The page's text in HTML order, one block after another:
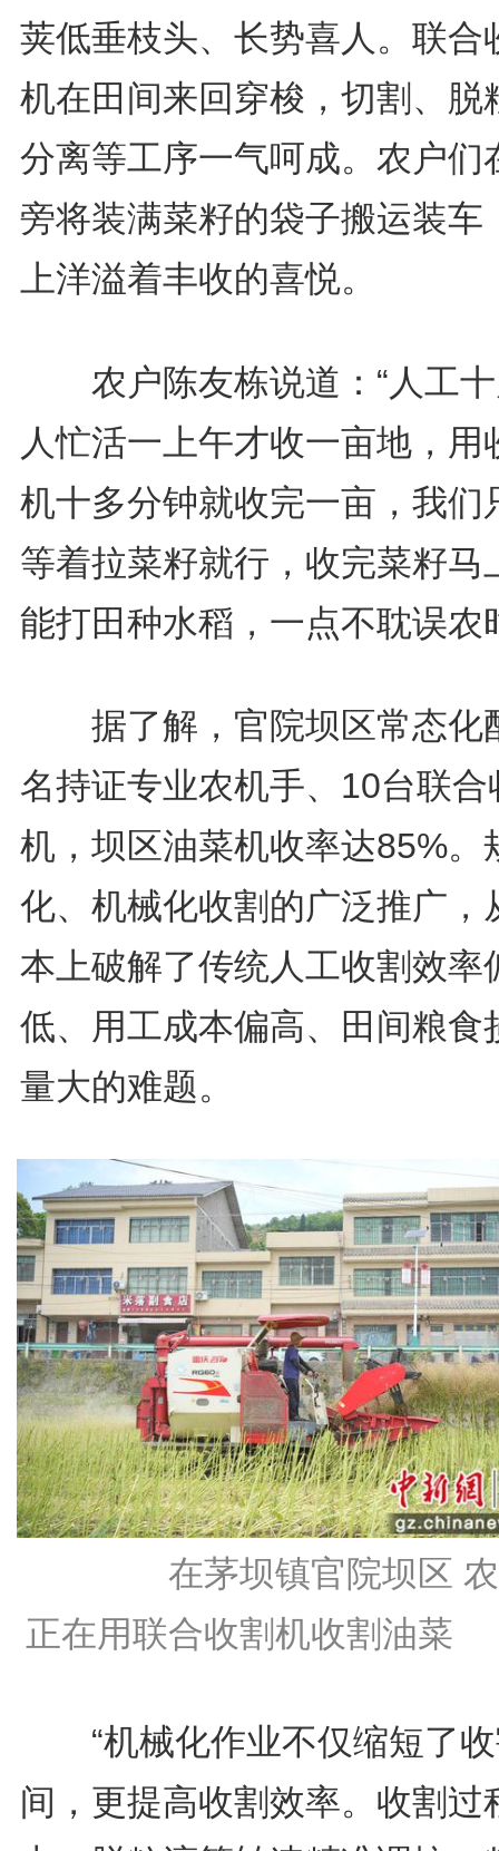
荚低垂枝头、长势喜人。联合
机在田间来回穿梭，切割、脱
分离等工序一气呵成。农户们
旁将装满菜籽的袋子搬运装车
上洋溢着丰收的喜悦。
农户陈友栋说道：“人工十
人忙活一上午才收一亩地，用
机十多分钟就收完一亩，我们
等着拉菜籽就行，收完菜籽马
能打田种水稻，一点不耽误农
据了解，官院坝区常态化
名持证专业农机手、10台联合
机，坝区油菜机收率达85%。
化、机械化收割的广泛推广，
本上破解了传统人工收割效率
低、用工成本偏高、田间粮食
量大的难题。
在茅坝镇官院坝区 农
正在用联合收割机收割油菜
“机械化作业不仅缩短了收
间，更提高收割效率。收割过